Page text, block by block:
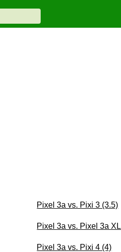
Pixel 3a vs. Pixi 3 (3.5)
Pixel 3a vs. Pixel 3a XL
Pixel 3a vs. Pixi 4 (4)